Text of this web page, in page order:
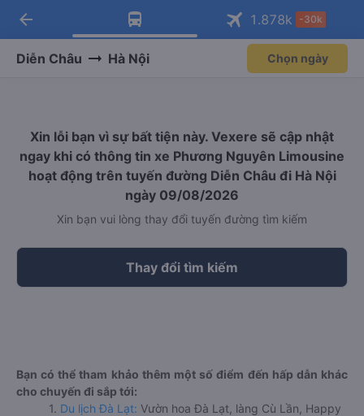
Tải app Vexere ngay!
Nhận ưu đãi thành viên độc
Mở app
Tải app Vexere
-30k/ghế khi đặt vé máy bay qua
Mở app
arrow_back 1.878k -30k
Diễn Châu Hà Nội Chọn ngày
Xin lỗi bạn vì sự bất tiện này. Vexere sẽ cập nhật
ngay khi có thông tin xe Phương Nguyên Limousine
hoạt động trên tuyến đường Diễn Châu đi Hà Nội
ngày 09/08/2026
Xin bạn vui lòng thay đổi tuyến đường tìm kiếm
Thay đổi tìm kiếm
Bạn có thể tham khảo thêm một số điểm đến hấp dẫn khác
cho chuyến đi sắp tới:
1. Du lịch Đà Lạt: Vườn hoa Đà Lạt, làng Cù Lần, Happy